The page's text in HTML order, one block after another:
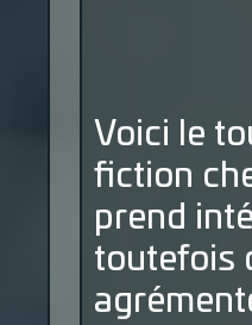
Voici le
fiction
prend
toutefois